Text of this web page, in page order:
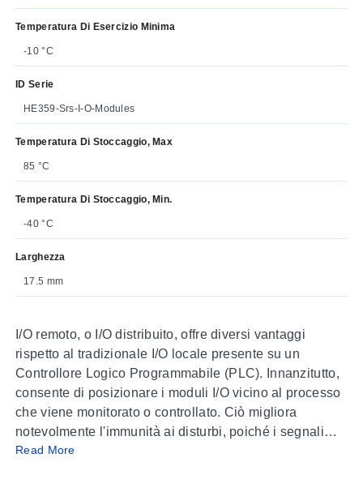
Temperatura Di Esercizio Minima
-10 °C
ID Serie
HE359-Srs-I-O-Modules
Temperatura Di Stoccaggio, Max
85 °C
Temperatura Di Stoccaggio, Min.
-40 °C
Larghezza
17.5 mm
I/O remoto, o I/O distribuito, offre diversi vantaggi
rispetto al tradizionale I/O locale presente su un
Controllore Logico Programmabile (PLC). Innanzitutto,
consente di posizionare i moduli I/O vicino al processo
che viene monitorato o controllato. Ciò migliora
notevolmente l'immunità ai disturbi, poiché i segnali
deboli dei sensori vengono convertiti in segnali digitali
Read More